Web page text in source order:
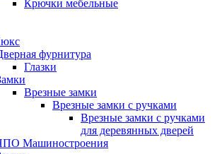
Крючки мебельные
фурнитура
Глазки
Врезные замки
Врезные замки с ручками
Врезные замки с ручками
для деревянных дверей
Машиностроения